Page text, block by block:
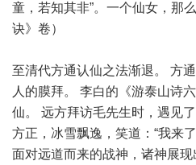
童，若知其非”。一个仙女，那
诀》卷）
至清代方通认仙之法渐退。 方
人的膜拜。 李白的《游泰山诗
仙。 远方拜访毛先生时，遇见
方正，冰雪飘逸，笑道：“我来
面对远道而来的战神，诸神展